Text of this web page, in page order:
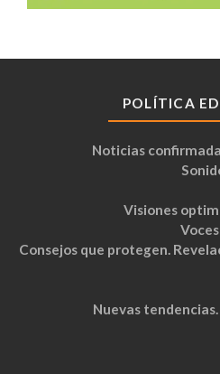
POLÍTICA
Noticias
Visiones
Consejos que protegen.
Nuevas